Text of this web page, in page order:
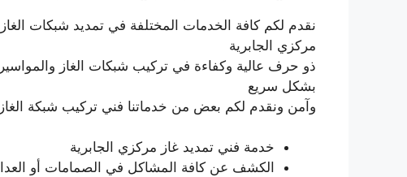
نقدم لكم كافة الخدمات المختلفة في تمديد شبكات
مركزي الجابرية
ذو حرف عالية وكفاءة في تركيب شبكات الغاز
بشكل سريع
وآمن ونقدم لكم بعض من خدماتنا فني تركيب شبكة الغاز
خدمة فني تمديد غاز مركزي الجابرية
الكشف عن كافة المشاكل في الصمامات أو